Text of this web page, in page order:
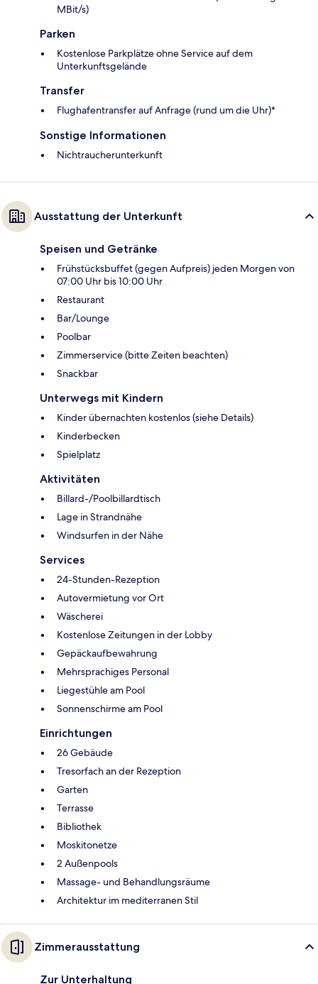
MBit/s)
Parken
Kostenlose Parkplätze ohne Service auf dem
Unterkunftsgelände
Transfer
Flughafentransfer auf Anfrage (rund um die Uhr)*
Sonstige Informationen
Nichtraucherunterkunft
Ausstattung der Unterkunft
Speisen und Getränke
Frühstücksbuffet (gegen Aufpreis) jeden Morgen von
07:00 Uhr bis 10:00 Uhr
Restaurant
Bar/Lounge
Poolbar
Zimmerservice (bitte Zeiten beachten)
Snackbar
Unterwegs mit Kindern
Kinder übernachten kostenlos (siehe Details)
Kinderbecken
Spielplatz
Aktivitäten
Billard-/Poolbillardtisch
Lage in Strandnähe
Windsurfen in der Nähe
Services
24-Stunden-Rezeption
Autovermietung vor Ort
Wäscherei
Kostenlose Zeitungen in der Lobby
Gepäckaufbewahrung
Mehrsprachiges Personal
Liegestühle am Pool
Sonnenschirme am Pool
Einrichtungen
26 Gebäude
Tresorfach an der Rezeption
Garten
Terrasse
Bibliothek
Moskitonetze
2 Außenpools
Massage- und Behandlungsräume
Architektur im mediterranen Stil
Zimmerausstattung
Zur Unterhaltung